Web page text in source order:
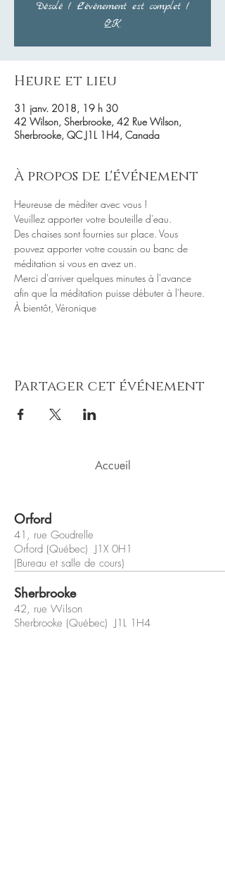
Désolé ! L'événement est complet !
OK
Heure et lieu
31 janv. 2018, 19 h 30
42 Wilson, Sherbrooke, 42 Rue Wilson,
Sherbrooke, QC J1L 1H4, Canada
À propos de l'événement
Des chaises sont fournies sur place. Vous
pouvez apporter votre coussin ou banc de
Merci d'arriver quelques minutes à l'avance
Partager cet événement
Accueil
Orford
41, rue Goudrelle
Orford (Québec) J1X 0H1
(Bureau et salle de cours)
Sherbrooke
42, rue Wilson
Sherbrooke (Québec) J1L 1H4